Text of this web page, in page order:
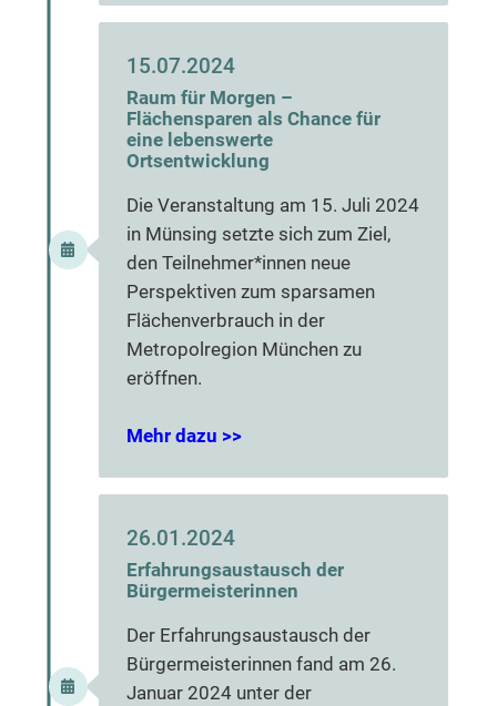
15.07.2024
Raum für Morgen –
Flächensparen als Chance für
eine lebenswerte
Ortsentwicklung
Die Veranstaltung am 15. Juli 2024
in Münsing setzte sich zum Ziel,
den Teilnehmer*innen neue
Perspektiven zum sparsamen
Flächenverbrauch in der
Metropolregion München zu
eröffnen.
Mehr dazu >>
26.01.2024
Erfahrungsaustausch der
Bürgermeisterinnen
Der Erfahrungsaustausch der
Bürgermeisterinnen fand am 26.
Januar 2024 unter der